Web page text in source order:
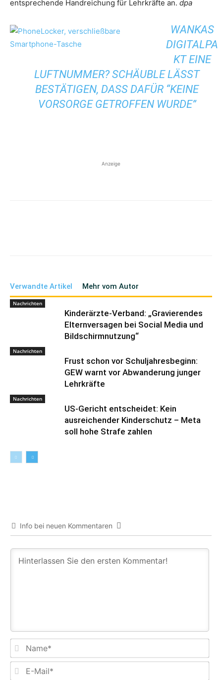
entsprechende Handreichung für Lehrkräfte an. dpa
WANKAS
DIGITALPA
KT EINE
LUFTNUMMER? SCHÄUBLE LÄSST
BESTÄTIGEN, DASS DAFÜR “KEINE
VORSORGE GETROFFEN WURDE”
Anzeige
Verwandte Artikel Mehr vom Autor
Nachrichten
Kinderärzte-Verband: „Gravierendes
Elternversagen bei Social Media und
Bildschirmnutzung“
Nachrichten
Frust schon vor Schuljahresbeginn:
GEW warnt vor Abwanderung junger
Lehrkräfte
Nachrichten
US-Gericht entscheidet: Kein
ausreichender Kinderschutz – Meta
soll hohe Strafe zahlen
Info bei neuen Kommentaren
E-